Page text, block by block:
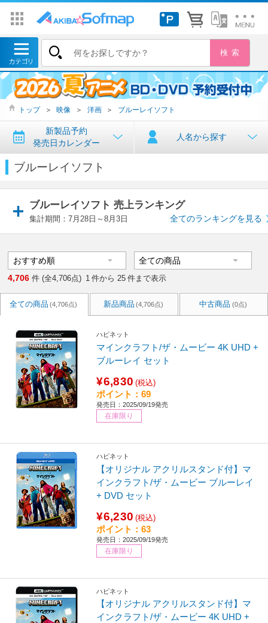
トップ ＞ 映像 ＞ 洋画 ＞ ブルーレイソフト
新製品予約
発売日カレンダー
人名から探す
ブルーレイソフト
ブルーレイソフト 売上ランキング
集計期間：7月28日～8月3日 全てのランキングを見る
4,706 件 (全4,706点) 1 件から 25 件まで表示
全ての商品 (4,706点) 新品商品 (4,706点) 中古商品 (0点)
ハピネット
マインクラフト/ザ・ムービー 4K UHD +
ブルーレイ セット
¥6,830 (税込)
ポイント：69
発売日：2025/09/19発売
在庫限り
ハピネット
【オリジナル アクリルスタンド付】マ
インクラフト/ザ・ムービー ブルーレイ
+ DVD セット
¥6,230 (税込)
ポイント：63
発売日：2025/09/19発売
在庫限り
ハピネット
【オリジナル アクリルスタンド付】マ
インクラフト/ザ・ムービー 4K UHD +